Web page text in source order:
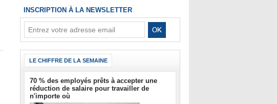
INSCRIPTION À LA NEWSLETTER
LE CHIFFRE DE LA SEMAINE
70 % des employés prêts à accepter une
réduction de salaire pour travailler de
n'importe où